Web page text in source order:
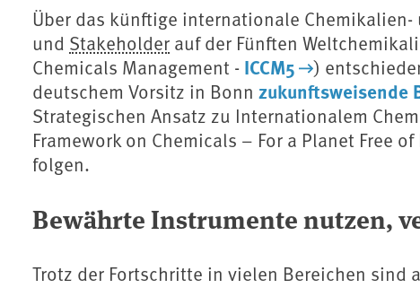
Über das künftige internationale
und Stakeholder auf der Fünften
Chemicals Management - ICCM5
)
deutschem Vorsitz in Bonn zukunftsweisende
Strategischen Ansatz zu Internationalem
Framework on Chemicals – For a Planet Free
folgen.
Bewährte Instrumente nutzen,
Trotz der Fortschritte in vielen Bereichen sind